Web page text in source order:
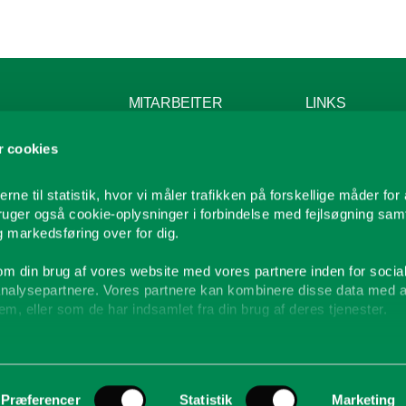
cookies
til statistik, hvor vi måler trafikken på forskellige måder for
også cookie-oplysninger i forbindelse med fejlsøgning
markedsføring over for dig.
din brug af vores website med vores partnere inden for
Vores partnere kan kombinere disse data med
eller som de har indsamlet fra din brug af deres tjenester.
Præferencer Statistik Marketing
MITARBEITER
Projektabteilung
Lager
Buchhaltung
Geschäftsleitung
Sukup Europe GmbH
Sukup Europe Ltd
LINKS
Firmenprofil
Unsere Kunden